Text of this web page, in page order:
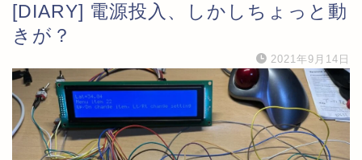
[DIARY] 電源投入、しかしちょっと動
きが？
2021年9月14日